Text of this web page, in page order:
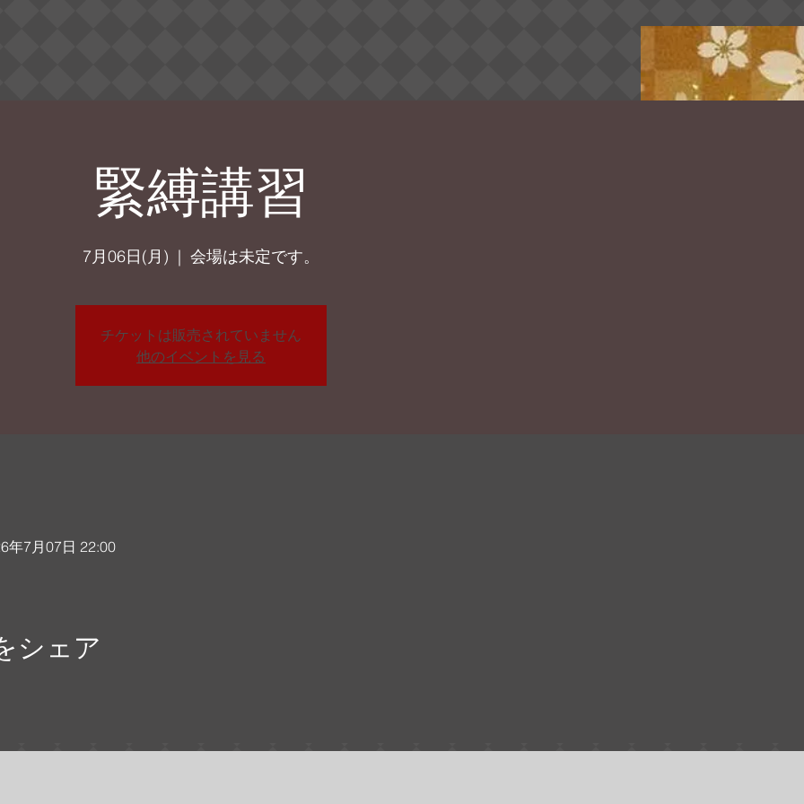
緊縛講習
7月06日(月)
  |
会場は未定です。
チケットは販売されていません
他のイベントを見る
年7月07日 22:00
シェア